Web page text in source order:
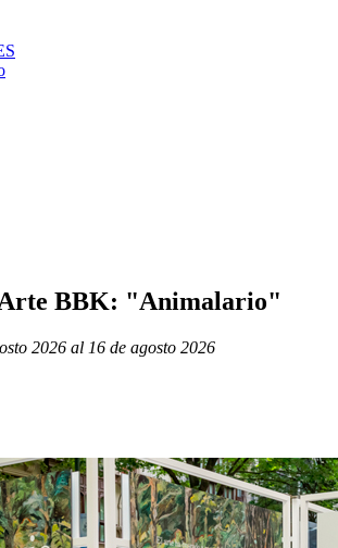
BBK: "Animalario"
2026 al 16 de agosto 2026